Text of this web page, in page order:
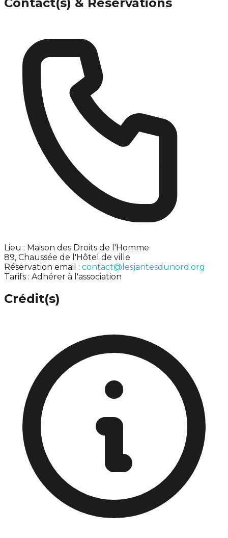
Lieu : Maison des Droits de l'Homme
89, Chaussée de l'Hôtel de ville
Réservation email : contact@lesjantesdunord.org
Tarifs : Adhérer à l'association
Crédit(s)